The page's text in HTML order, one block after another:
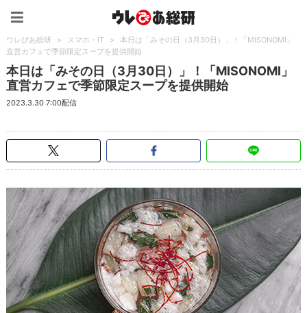
ウレぴあ総研 > スマホ・IT >
本日は「みその日（3月30日）」！「MISONOMI」
直営カフェで季節限定スープを提供開始
本日は「みその日（3月30日）」！「MISONOMI」
直営カフェで季節限定スープを提供開始
2023.3.30 7:00配信